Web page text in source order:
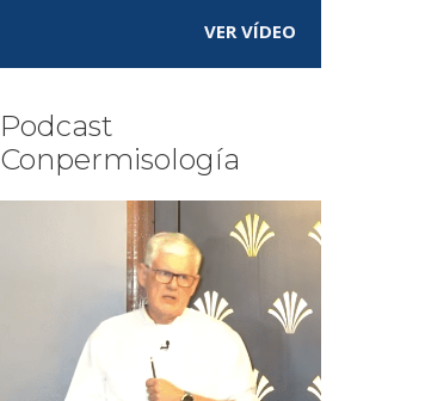
VER VÍDEO
Podcast
Conpermisología